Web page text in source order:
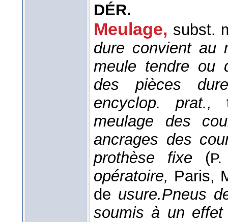
DÉR.
Meulage, subst.
dure convient au
meule tendre ou
des pièces
encyclop. prat.,
meulage des
ancrages des
prothèse fixe (
opératoire, Paris,
de usure.Pneus
soumis à un effet